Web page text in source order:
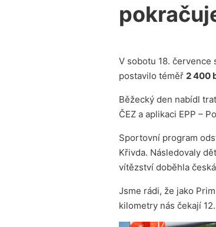
V sobotu 18. července
postavilo téměř 2 400
Běžecký den nabídl
ČEZ a aplikaci EPP –
Sportovní program
Křivda. Následovaly
vítězství doběhla
Jsme rádi, že jako
kilometry nás čekají